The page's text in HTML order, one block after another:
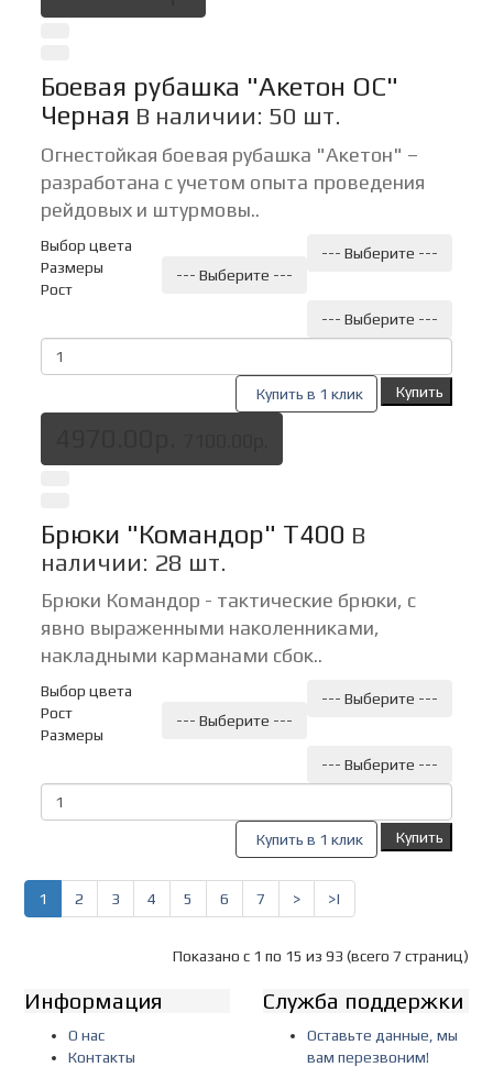
Боевая рубашка "Акетон ОС"
Черная В наличии: 50 шт.
Огнестойкая боевая рубашка "Акетон" –
разработана с учетом опыта проведения
рейдовых и штурмовы..
Выбор цвета
--- Выберите ---
Размеры
--- Выберите ---
Рост
--- Выберите ---
Купить в 1 клик Купить
Брюки "Командор" Т400 В
наличии: 28 шт.
Брюки Командор - тактические брюки, с
явно выраженными наколенниками,
накладными карманами сбок..
Выбор цвета
--- Выберите ---
Рост
--- Выберите ---
Размеры
--- Выберите ---
Купить в 1 клик Купить
1 2 3 4 5 6 7 > >|
Показано с 1 по 15 из 93 (всего 7 страниц)
Информация
О нас
Контакты
Служба поддержки
Оставьте данные, мы
вам перезвоним!